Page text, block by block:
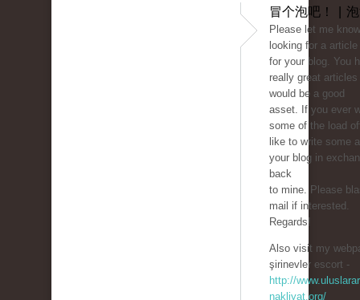
冒个泡吧！ |
Please let me
looking for a
for your blog. You
really great
would be a good
asset. If you ever
some of the load
like to write some
your blog in
back
to mine. Please
mail if interested.
Regards!
Also visit my
şirinevler escort -
http://
nakliyat.org/